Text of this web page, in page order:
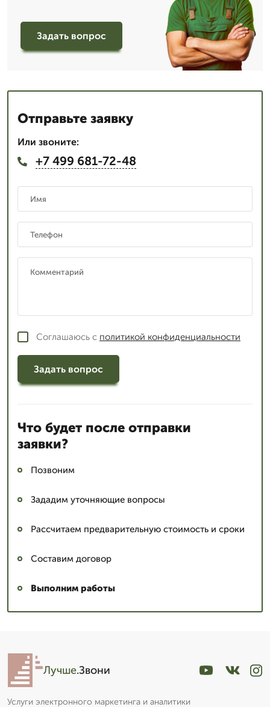
Задать вопрос
Отправьте заявку
Или звоните:
+7 499 681-72-48
Соглашаюсь с политикой конфиденциальности
Задать вопрос
Что будет после отправки
заявки?
Позвоним
Зададим уточняющие вопросы
Рассчитаем предварительную стоимость и сроки
Составим договор
Выполним работы
Лучше.Звони
Услуги электронного маркетинга и аналитики